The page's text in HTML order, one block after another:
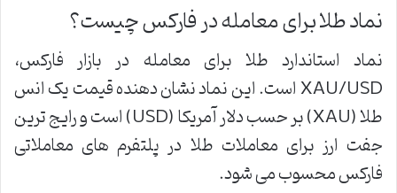
نماد طلا برای معامله در فارکس چیست؟
نماد استاندارد طلا برای معامله در بازار فارکس،
XAU/USD است. این نماد نشان دهنده قیمت یک انس
طلا (XAU) بر حسب دلار آمریکا (USD) است و رایج ترین
جفت ارز برای معاملات طلا در پلتفرم های معاملاتی
فارکس محسوب می شود.